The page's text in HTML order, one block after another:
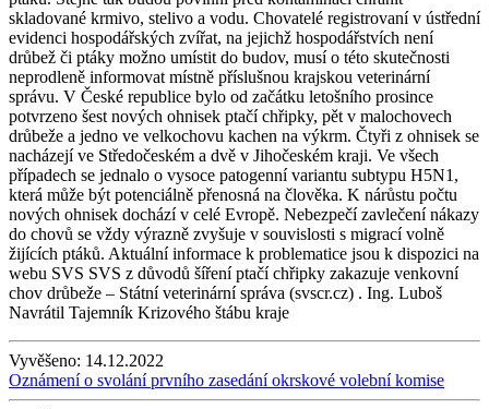
skladované krmivo, stelivo a vodu. Chovatelé registrovaní v ústřední
evidenci hospodářských zvířat, na jejichž hospodářstvích není
drůbež či ptáky možno umístit do budov, musí o této skutečnosti
neprodleně informovat místně příslušnou krajskou veterinární
správu. V České republice bylo od začátku letošního prosince
potvrzeno šest nových ohnisek ptačí chřipky, pět v malochovech
drůbeže a jedno ve velkochovu kachen na výkrm. Čtyři z ohnisek se
nacházejí ve Středočeském a dvě v Jihočeském kraji. Ve všech
případech se jednalo o vysoce patogenní variantu subtypu H5N1,
která může být potenciálně přenosná na člověka. K nárůstu počtu
nových ohnisek dochází v celé Evropě. Nebezpečí zavlečení nákazy
do chovů se vždy výrazně zvyšuje v souvislosti s migrací volně
žijících ptáků. Aktuální informace k problematice jsou k dispozici na
webu SVS SVS z důvodů šíření ptačí chřipky zakazuje venkovní
chov drůbeže – Státní veterinární správa (svscr.cz) . Ing. Luboš
Navrátil Tajemník Krizového štábu kraje
Vyvěšeno: 14.12.2022
Oznámení o svolání prvního zasedání okrskové volební komise